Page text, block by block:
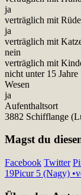
ja
verträglich mit
ja
verträglich mit
nein
verträglich mit
nicht unter 15 Jahre
Wesen
ja
Aufenthaltsort
3882 Schifflange
Magst du
Facebook Twitter
19Picur 5 (Nagy)